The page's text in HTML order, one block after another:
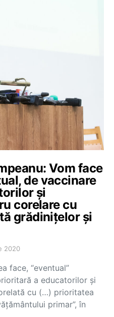
Vom face
de vaccinare
și
corelare cu
grădinițelor și
2020
face, “eventual”
a educatorilor și
cu (…) prioritatea
primar”, în